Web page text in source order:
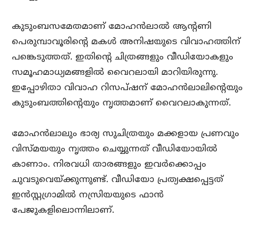
കുടുംബസമേതമാണ് മോഹൻലാൽ ആന്റണി
പെരുമ്പാവൂരിന്റെ മകൾ അനിഷയുടെ വിവാഹത്തിന്
പങ്കെടുത്തത്. ഇതിന്റെ ചിത്രങ്ങളും വീഡിയോകളും
സമൂഹമാധ്യമങ്ങളിൽ വൈറലായി മാറിയിരുന്നു.
ഇപ്പോഴിതാ വിവാഹ റിസപ്ഷന് മോഹൻലാലിന്റെയും
കുടുംബത്തിന്റെയും നൃത്തമാണ് വൈറലാകുന്നത്.
മോഹൻലാലും ഭാര്യ സുചിത്രയും മക്കളായ പ്രണവും
വിസ്മയയും നൃത്തം ചെയ്യുന്നത് വീഡിയോയിൽ
കാണാം. നിരവധി താരങ്ങളും ഇവർക്കൊപ്പം
ചുവടുവെയ്ക്കുന്നുണ്ട്. വീഡിയോ പ്രത്യക്ഷപ്പെട്ടത്
ഇൻസ്റ്റഗ്രാമിൽ നസ്രിയയുടെ ഫാൻ
പേജുകളിലൊന്നിലാണ്.